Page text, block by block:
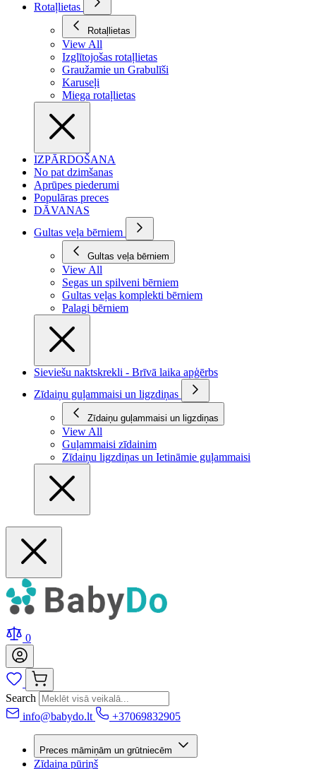
Rotaļlietas
Rotaļlietas
View All
Izglītojošas rotaļlietas
Graužamie un Grabulīši
Karuseļi
Miega rotaļlietas
IZPĀRDOŠANA
No pat dzimšanas
Aprūpes piederumi
Populāras preces
DĀVANAS
Gultas veļa bērniem
Gultas veļa bērniem
View All
Segas un spilveni bērniem
Gultas veļas komplekti bērniem
Palagi bērniem
Sieviešu naktskrekli - Brīvā laika apģērbs
Zīdaiņu guļammaisi un ligzdiņas
Zīdaiņu guļammaisi un ligzdiņas
View All
Guļammaisi zīdainim
Zīdaiņu ligzdiņas un Ietināmie guļammaisi
0
Search
info@babydo.lt
+37069832905
Preces māmiņām un grūtniecēm
Zīdaiņa pūriņš